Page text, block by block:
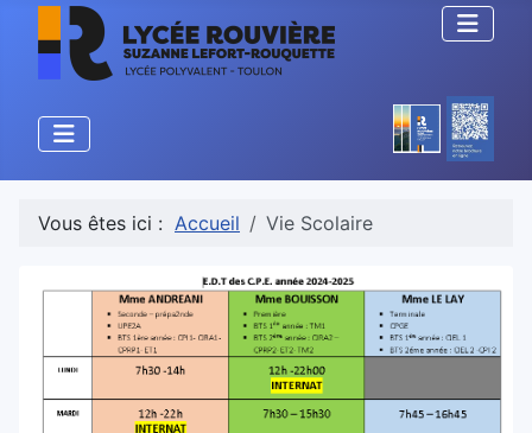
Vous êtes ici : Accueil Vie Scolaire